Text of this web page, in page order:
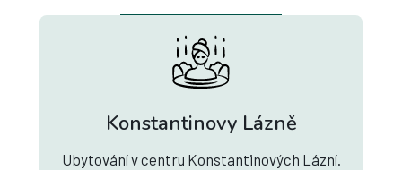
Konstantinovy Lázně
Ubytování v centru Konstantinových Lázní.